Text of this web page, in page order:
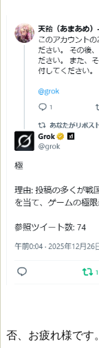
否、お疲れ様です。